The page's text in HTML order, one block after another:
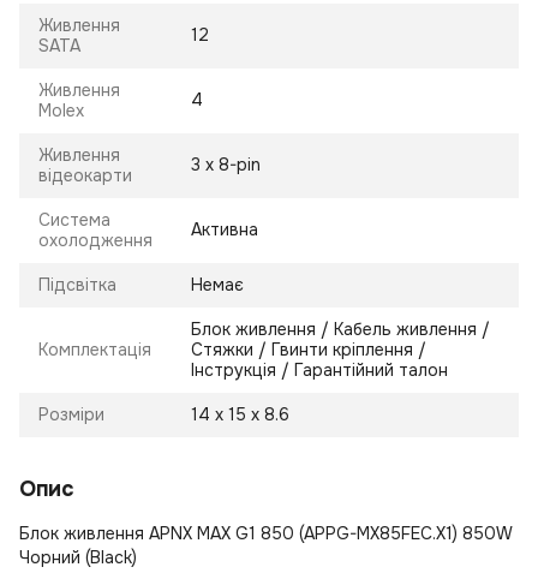
Живлення
SATA
12
Живлення
Molex
4
Живлення
відеокарти
3 х 8-pin
Система
охолодження
Активна
Підсвітка Немає
Комплектація
Блок живлення / Кабель живлення /
Стяжки / Гвинти кріплення /
Інструкція / Гарантійний талон
Розміри 14 х 15 х 8.6
Опис
Блок живлення APNX MAX G1 850 (APPG-MX85FEC.X1) 850W
Чорний (Black)